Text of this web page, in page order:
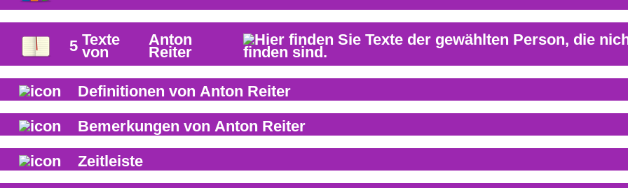
5 Texte
von
Anton
Reiter
Definitionen von Anton Reiter
Bemerkungen von Anton Reiter
Zeitleiste